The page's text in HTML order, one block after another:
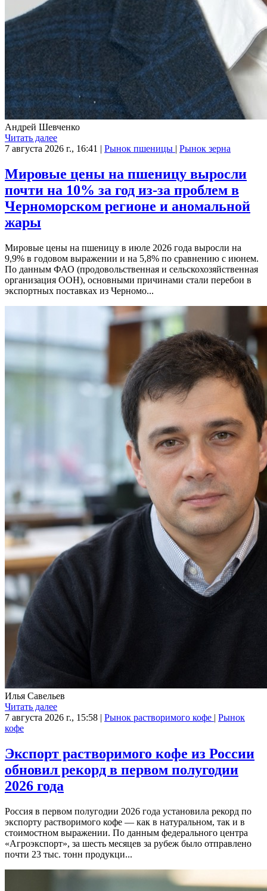
Андрей Шевченко
Читать далее
7 августа 2026 г., 16:41 | Рынок пшеницы | Рынок зерна
Мировые цены на пшеницу выросли
почти на 10% за год из-за проблем в
Черноморском регионе и аномальной
жары
Мировые цены на пшеницу в июле 2026 года выросли на
9,9% в годовом выражении и на 5,8% по сравнению с июнем.
По данным ФАО (продовольственная и сельскохозяйственная
организация ООН), основными причинами стали перебои в
экспортных поставках из Черномо...
Илья Савельев
Читать далее
7 августа 2026 г., 15:58 | Рынок растворимого кофе | Рынок
кофе
Экспорт растворимого кофе из России
обновил рекорд в первом полугодии
2026 года
Россия в первом полугодии 2026 года установила рекорд по
экспорту растворимого кофе — как в натуральном, так и в
стоимостном выражении. По данным федерального центра
«Агроэкспорт», за шесть месяцев за рубеж было отправлено
почти 23 тыс. тонн продукци...